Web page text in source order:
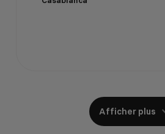
Afficher plus